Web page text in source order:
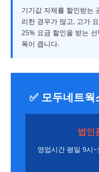
기기값 자체를 할인받는
리한 경우가 많고, 고가
25% 요금 할인을 받는
폭이 큽니다.
✅ 모두네트
법인
영업시간 평일 9시